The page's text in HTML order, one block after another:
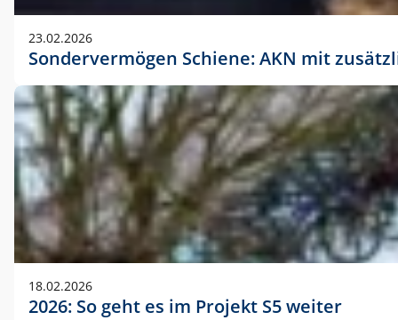
23.02.2026
Sondervermögen Schiene: AKN mit
18.02.2026
2026: So geht es im Projekt S5 weiter